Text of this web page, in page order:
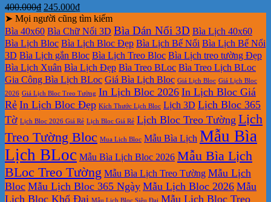
400.000₫ Giá
gốc
là:
400.000₫.
245.000₫Giá
hiện
tại
là:
245.000₫.
➤ Mọi người cũng tìm kiếm
Bìa 40x60 Bìa Chữ Nổi 3D Bìa Dán Nổi 3D Bìa Lịch 40x60
Bìa Lịch Bloc Bìa Lịch Bloc Đẹp Bìa Lịch Bế Nổi Bìa Lịch Bế Nổi
3D Bìa Lịch gắn Bloc Bìa Lịch Treo Bloc Bìa Lịch treo tường Đẹp
Bìa Lịch Xuân Bìa Lịch Đẹp Bìa Treo BLoc Bìa Treo Lịch BLoc
Gia Công Bìa Lịch BLoc Giá Bìa Lịch Bloc Giá Lịch Bloc Giá Lịch Bloc
2026 Giá Lịch Bloc Treo Tường In Lịch Bloc 2026 In Lịch Bloc Giá
Rẻ In Lịch Bloc Đẹp Kích Thước Lịch Bloc Lịch 3D Lịch Bloc 365
Tờ Lịch Bloc 2026 Giá Rẻ Lịch Bloc Giá Rẻ Lịch Bloc Treo Tường Lịch
Treo Tường Bloc Mua Lich Bloc Mẫu Bìa Lịch Mẫu Bìa
Lịch BLoc Mẫu Bìa Lịch Bloc 2026 Mẫu Bìa Lịch
BLoc Treo Tường Mẫu Bìa Lịch Treo Tường Mẫu Lịch
Bloc Mẫu Lịch Bloc 365 Ngày Mẫu Lịch Bloc 2026 Mẫu
Lịch Bloc Khổ Đại Mẫu Lịch Bloc Siêu Đại Mẫu Lịch Bloc Treo